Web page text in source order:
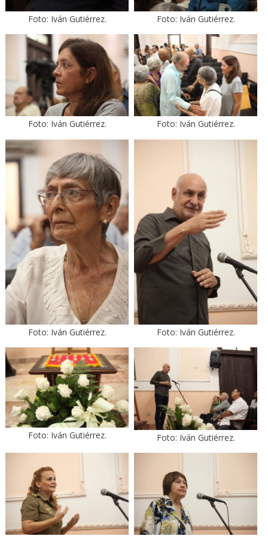
Foto: Iván Gutiérrez. Foto: Iván Gutiérrez.
Foto: Iván Gutiérrez. Foto: Iván Gutiérrez.
Foto: Iván Gutiérrez. Foto: Iván Gutiérrez.
Foto: Iván Gutiérrez. Foto: Iván Gutiérrez.